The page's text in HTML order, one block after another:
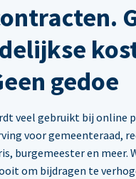
gedoe
veel gebruikt bij online
voor gemeenteraad,
burgemeester en meer.
om bijdragen te